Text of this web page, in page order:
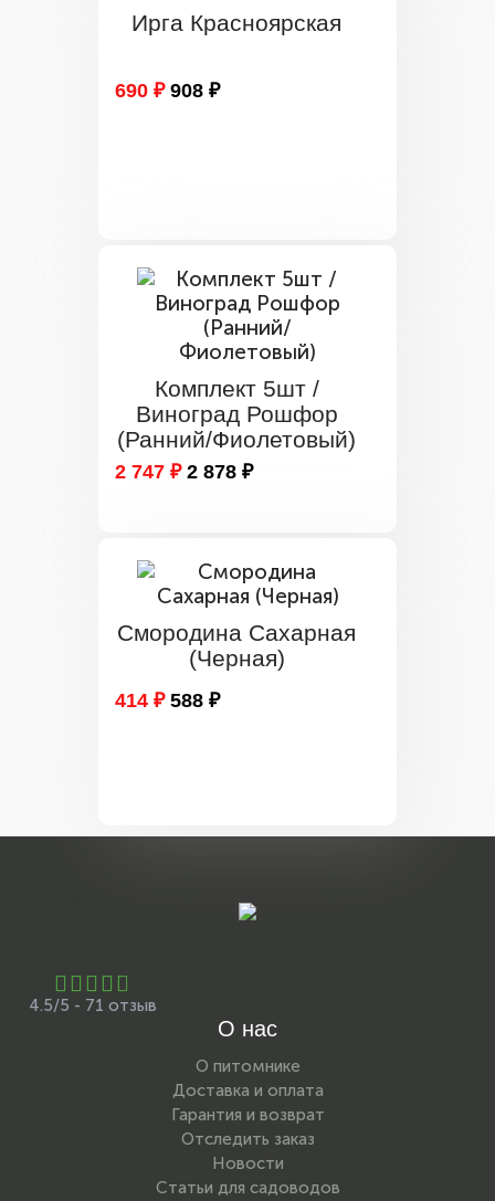
Ирга Красноярская
690 ₽ 908 ₽
Комплект 5шт /
Виноград Рошфор
(Ранний/Фиолетовый)
2 747 ₽ 2 878 ₽
Смородина Сахарная
(Черная)
414 ₽ 588 ₽
4.5/5 - 71 отзыв
О нас
О питомнике
Доставка и оплата
Гарантия и возврат
Отследить заказ
Новости
Статьи для садоводов